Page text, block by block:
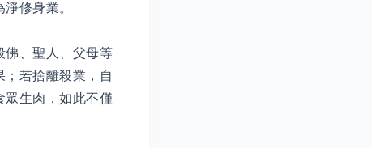
修身業。
佛、聖人、父母等
若捨離殺業，自
眾生肉，如此不僅